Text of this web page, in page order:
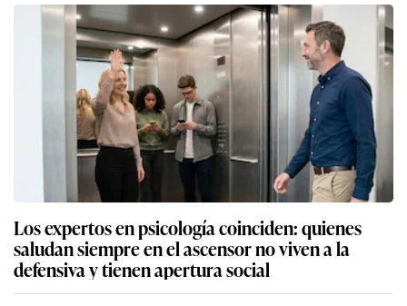
Los expertos en psicología coinciden: quienes
saludan siempre en el ascensor no viven a la
defensiva y tienen apertura social